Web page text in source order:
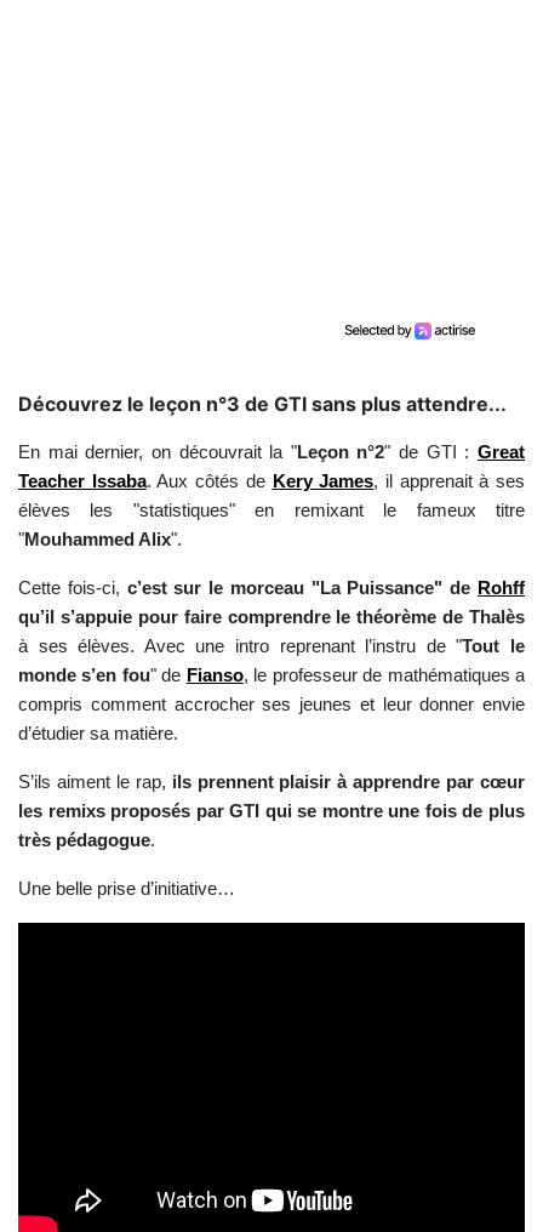
Découvrez le leçon n°3 de GTI sans plus attendre...
En mai dernier, on découvrait la "Leçon n°2" de GTI :Great
Teacher Issaba. Aux côtés de Kery James, il apprenait à ses
élèves les "statistiques" en remixant le fameux titre
"Mouhammed Alix".
Cette fois-ci, c’est sur le morceau "La Puissance" de Rohff
qu’il s’appuie pour faire comprendre le théorème de Thalès
à ses élèves. Avec une intro reprenant l’instru de "Tout le
monde s’en fou" de Fianso, le professeur de mathématiques a
compris comment accrocher ses jeunes et leur donner envie
d’étudier sa matière.
S’ils aiment le rap, ils prennent plaisir à apprendre par cœur
les remixs proposés par GTI qui se montre une fois de plus
très pédagogue.
Une belle prise d’initiative…